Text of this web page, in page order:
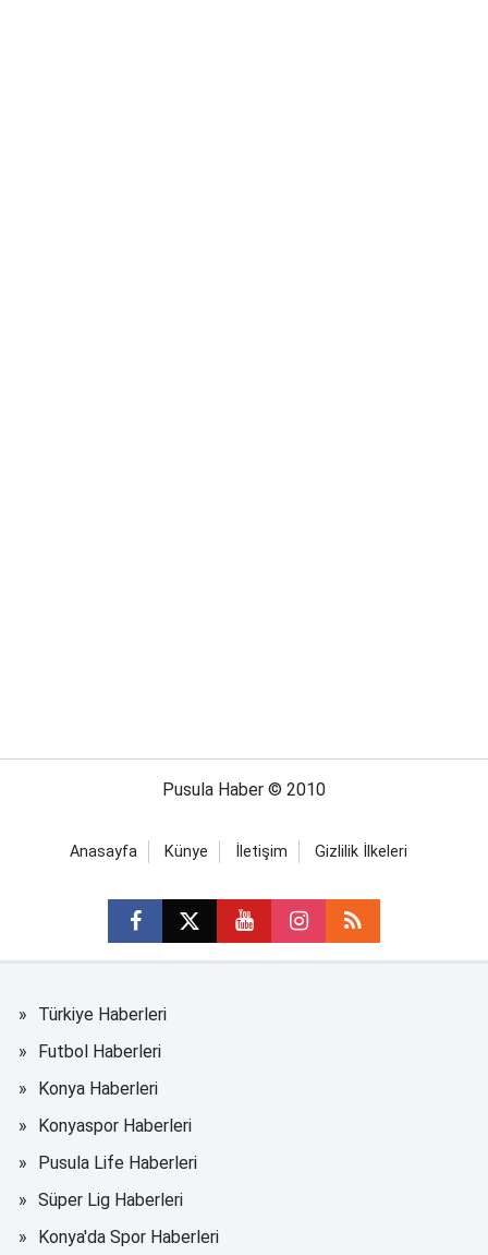
Pusula Haber © 2010
Anasayfa Künye İletişim Gizlilik İlkeleri
Türkiye Haberleri
Futbol Haberleri
Konya Haberleri
Konyaspor Haberleri
Pusula Life Haberleri
Süper Lig Haberleri
Konya'da Spor Haberleri